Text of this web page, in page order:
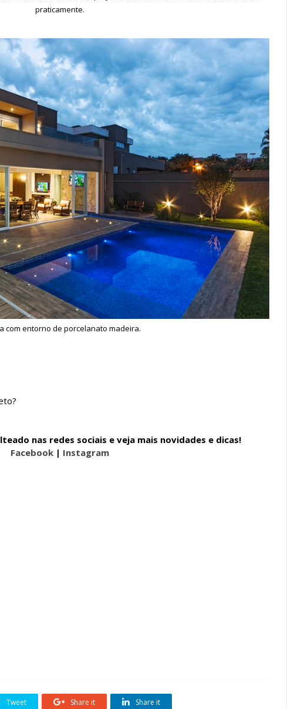
praticamente.
com entorno de porcelanato madeira.
nas redes sociais e veja mais novidades e dicas!
Facebook| Instagram
Tweet Share it Share it